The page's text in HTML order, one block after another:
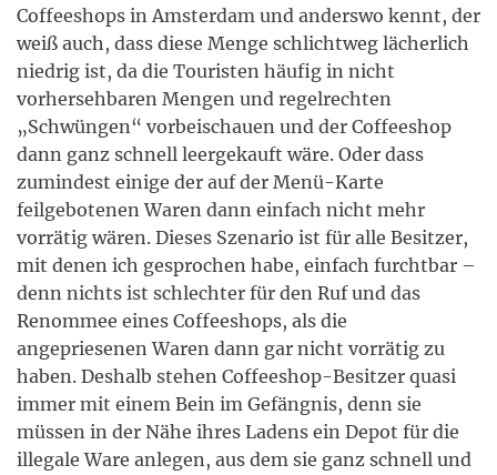
Coffeeshops in Amsterdam und anderswo kennt, der
weiß auch, dass diese Menge schlichtweg lächerlich
niedrig ist, da die Touristen häufig in nicht
vorhersehbaren Mengen und regelrechten
„Schwüngen“ vorbeischauen und der Coffeeshop
dann ganz schnell leergekauft wäre. Oder dass
zumindest einige der auf der Menü-Karte
feilgebotenen Waren dann einfach nicht mehr
vorrätig wären. Dieses Szenario ist für alle Besitzer,
mit denen ich gesprochen habe, einfach furchtbar –
denn nichts ist schlechter für den Ruf und das
Renommee eines Coffeeshops, als die
angepriesenen Waren dann gar nicht vorrätig zu
haben. Deshalb stehen Coffeeshop-Besitzer quasi
immer mit einem Bein im Gefängnis, denn sie
müssen in der Nähe ihres Ladens ein Depot für die
illegale Ware anlegen, aus dem sie ganz schnell und